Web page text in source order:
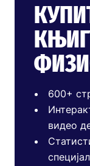
600+
видео